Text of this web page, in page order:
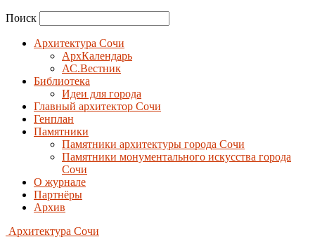
Поиск
Архитектура Сочи
АрхКалендарь
АС.Вестник
Библиотека
Идеи для города
Главный архитектор Сочи
Генплан
Памятники
Памятники архитектуры города Сочи
Памятники монументального искусства города
Сочи
О журнале
Партнёры
Архив
Архитектура Сочи